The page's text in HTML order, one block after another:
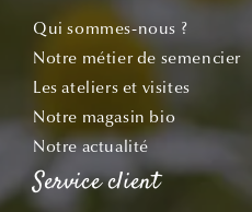
Qui sommes-nous ?
Notre métier de semencier
Les ateliers et visites
Notre magasin bio
Notre actualité
Service client